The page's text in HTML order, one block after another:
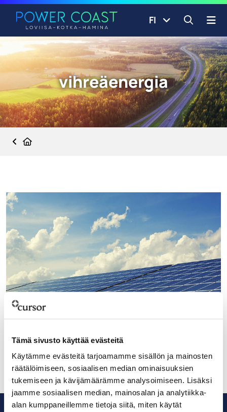
Tämä sivusto käyttää evästeitä
Käytämme evästeitä tarjoamamme sisällön ja mainosten
räätälöimiseen, sosiaalisen median ominaisuuksien
tukemiseen ja kävijämäärämme analysoimiseen. Lisäksi
jaamme sosiaalisen median, mainosalan ja analytiikka-
alan kumppaneillemme tietoja siitä, miten käytät
Siirry sisältöön
FI Avaa
vihreäenergia
Aurinkovoimapuisto suunnitteilla Loviisaan